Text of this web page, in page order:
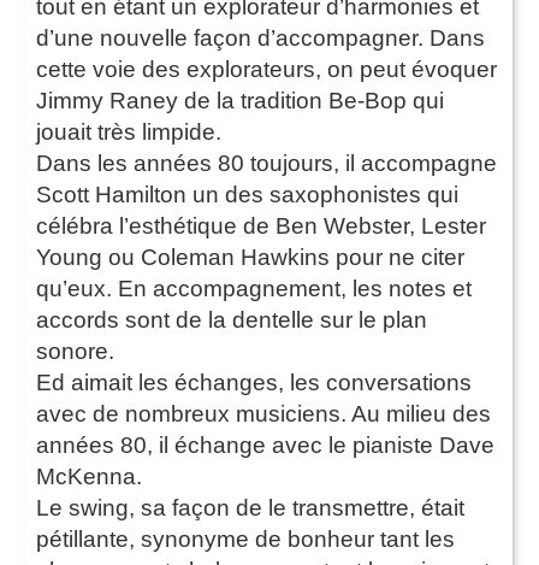
tout en étant un explorateur d’harmonies et
d’une nouvelle façon d’accompagner. Dans
cette voie des explorateurs, on peut évoquer
Jimmy Raney de la tradition Be-Bop qui
jouait très limpide.
Dans les années 80 toujours, il accompagne
Scott Hamilton un des saxophonistes qui
célébra l’esthétique de Ben Webster, Lester
Young ou Coleman Hawkins pour ne citer
qu’eux. En accompagnement, les notes et
accords sont de la dentelle sur le plan
sonore.
Ed aimait les échanges, les conversations
avec de nombreux musiciens. Au milieu des
années 80, il échange avec le pianiste Dave
McKenna.
Le swing, sa façon de le transmettre, était
pétillante, synonyme de bonheur tant les